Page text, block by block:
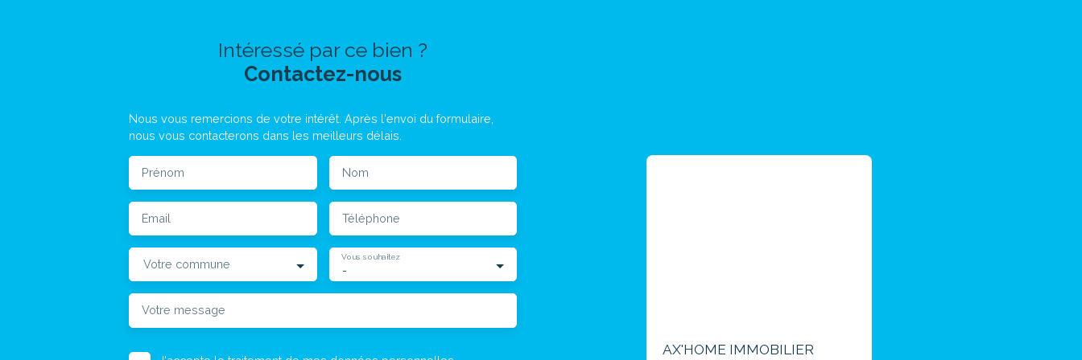
Intéressé par ce bien ?
Contactez-nous
Nous vous remercions de votre intérêt. Après l'envoi du formulaire,
nous vous contacterons dans les meilleurs délais.
Prénom Nom
Email Téléphone
Votre commune -
Vous souhaitez
Votre message
AX'HOME IMMOBILIER